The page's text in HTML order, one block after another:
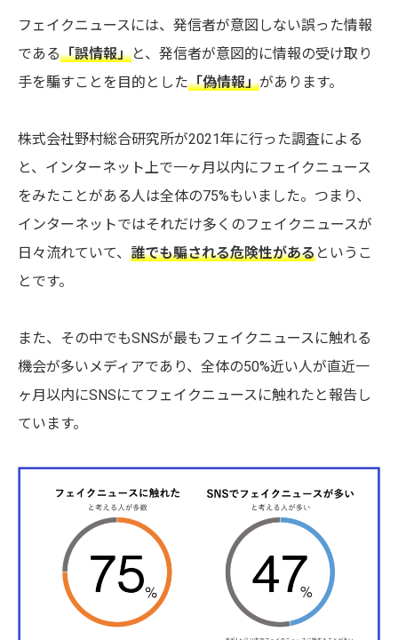
フェイクニュースには、発信者が意図しない誤った情報
である「誤情報」と、発信者が意図的に情報の受け取り
手を騙すことを目的とした「偽情報」があります。
株式会社野村総合研究所が2021年に行った調査による
と、インターネット上で一ヶ月以内にフェイクニュース
をみたことがある人は全体の75%もいました。つまり、
インターネットではそれだけ多くのフェイクニュースが
日々流れていて、 誰でも騙される危険性があるというこ
とです。
また、その中でもSNSが最もフェイクニュースに触れる
機会が多いメディアであり、全体の50%近い人が直近一
ヶ月以内にSNSにてフェイクニュースに触れたと報告し
ています。